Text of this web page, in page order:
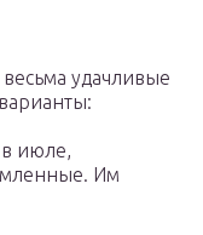
удачливые
июле,
Им